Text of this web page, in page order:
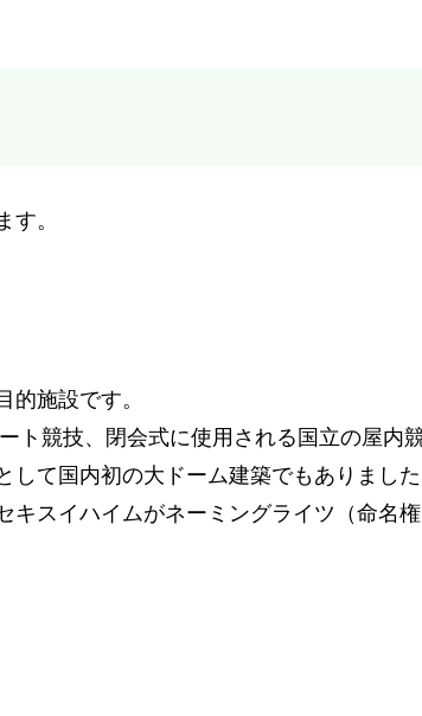
。
施設です。
ト競技、閉会式に使用される国立の屋内
て国内初の大ドーム建築でもありました
スイハイムがネーミングライツ（命名